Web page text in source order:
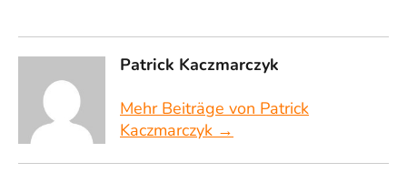
Patrick Kaczmarczyk
Mehr Beiträge von Patrick
Kaczmarczyk →